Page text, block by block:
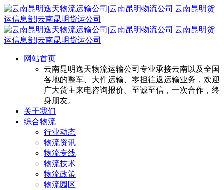
网站首页
云南昆明逸天物流运输公司专业承接云南以及全国
各地的整车、大件运输、零担往返运输业务，欢迎
广大货主来电咨询报价。至诚至信，一次合作，终
身朋友。
关于我们
综合物流
行业动态
物流资讯
物流专线
物流技术
物流政策
物流园区